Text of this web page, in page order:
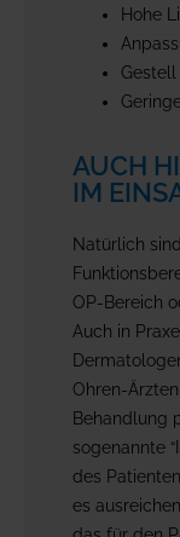
Hohe
AUCH
IM
Natürlich
OP-Bereich
Auch in
Ohren-
Behandlung
sogenannte
des
es